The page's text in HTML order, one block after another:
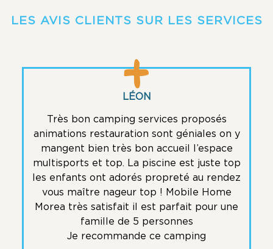
LES AVIS CLIENTS SUR LES SERVICES
LÉON
Très bon camping services proposés
animations restauration sont géniales on y
mangent bien très bon accueil l’espace
multisports et top. La piscine est juste top
les enfants ont adorés propreté au rendez
vous maître nageur top ! Mobile Home
Morea très satisfait il est parfait pour une
famille de 5 personnes
Je recommande ce camping